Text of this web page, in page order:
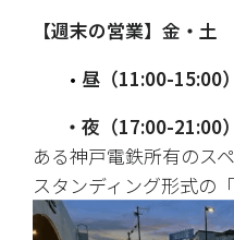
【週末の営業】金・土
昼（11:00-15:00）
       ・夜（17:00-21:00）
ある神戸電鉄所有のス
スタンディング形式の